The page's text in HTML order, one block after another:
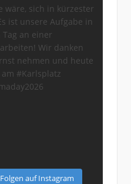
Folgen auf Instagram